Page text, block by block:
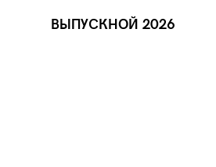
ВЫПУСКНОЙ 2026